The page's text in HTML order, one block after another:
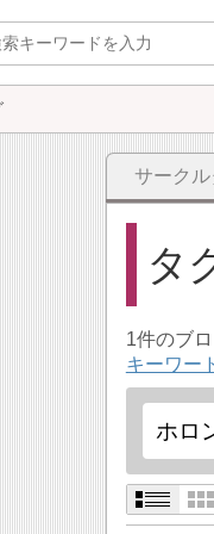
サーク
タ
1件のブ
キーワー